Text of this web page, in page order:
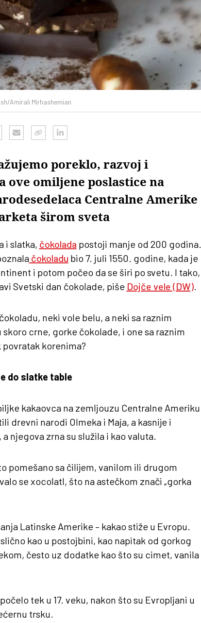
Amirali Mirhashemian
poreklo, razvoj i
ove omiljene poslastice na
Centralne Amerike
širom sveta
i slatka, čokolada postoji manje od 200 godina.
čokoladu bio 7. juli 1550. godine, kada je
i potom počeo da se širi po svetu. I tako,
Svetski dan čokolade, piše Dojče vele (DW).
neki vole belu, a neki sa raznim
crne, gorke čokolade, i one sa raznim
korenima?
do slatke table
kakaovca na zemljouzu Centralne Ameriku
drevni narodi Olmeka i Maja, a kasnije i
njegova zrna su služila i kao valuta.
pomešano sa čilijem, vanilom ili drugom
se xocolatl, što na astečkom znači „gorka
Latinske Amerike – kakao stiže u Evropu.
kao u postojbini, kao napitak od gorkog
često uz dodatke kao što su cimet, vanila
tek u 17. veku, nakon što su Evropljani u
trsku.